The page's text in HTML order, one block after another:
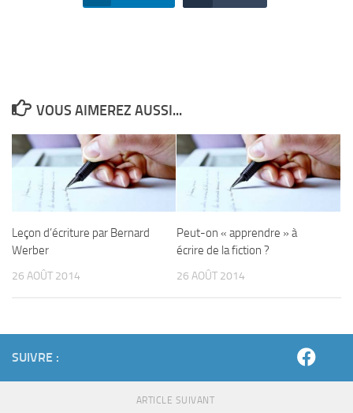
VOUS AIMEREZ AUSSI...
Leçon d’écriture par Bernard
Werber
26 AOÛT 2014
Peut-on « apprendre » à
écrire de la fiction ?
26 AOÛT 2014
SUIVRE :
ARTICLE SUIVANT